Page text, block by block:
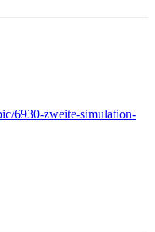
6930-zweite-simulation-